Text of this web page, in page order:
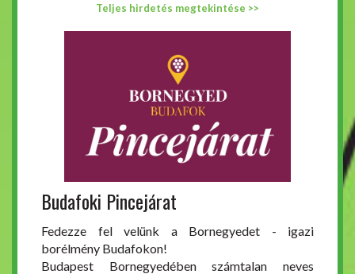
Teljes hirdetés megtekintése >>
Budafoki Pincejárat
Fedezze fel velünk a Bornegyedet - igazi
borélmény Budafokon!
Budapest Bornegyedében számtalan neves